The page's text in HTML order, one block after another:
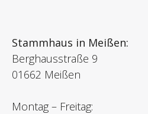
Stammhaus in Meißen:
Berghausstraße 9
01662 Meißen
Montag – Freitag: